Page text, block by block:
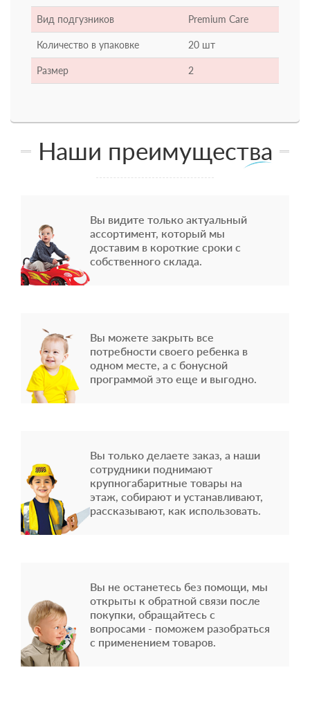
Вид подгузников Premium Care
Количество в упаковке 20 шт
Размер 2
Наши преимущества
Вы видите только актуальный
ассортимент, который мы
доставим в короткие сроки с
собственного склада.
Вы можете закрыть все
потребности своего ребенка в
одном месте, а с бонусной
программой это еще и выгодно.
Вы только делаете заказ, а наши
сотрудники поднимают
крупногабаритные товары на
этаж, собирают и устанавливают,
рассказывают, как использовать.
Вы не останетесь без помощи, мы
открыты к обратной связи после
покупки, обращайтесь с
вопросами - поможем разобраться
с применением товаров.